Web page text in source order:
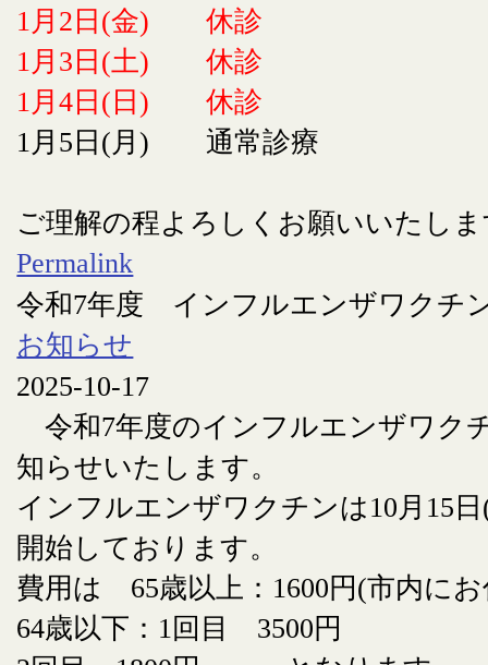
1月2日(金) 休診
1月3日(土) 休診
1月4日(日) 休診
1月5日(月) 通常診療
ご理解の程よろしくお願いいたし
Permalink
令和7年度 インフルエンザワクチ
お知らせ
2025-10-17
令和7年度のインフルエンザワク
知らせいたします。
インフルエンザワクチンは10月15
開始しております。
費用は 65歳以上：1600円(市内に
64歳以下：1回目 3500円